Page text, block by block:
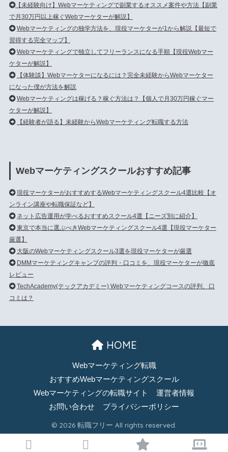
【未経験向け】Webマーケティングで副業するオススメ案件や方法【副業
で月30万円以上稼ぐWebマーケターが解説】
Webマーケティングの独学方法を、現役マーケターが1から解説【最短で
習得する完全マップ】
Webマーケティングで独立してフリーランスになる手順【現役Webマー
ケターが解説】
【体験談】Webマーケターになるには？完全未経験からWebマーケター
になった僕が方法を解説
Webマーケティングは稼げる？稼ぐ方法は？【個人で月30万円稼ぐマー
ケターが解説】
【経験者が語る】未経験からWebマーケティング転職する方法
Webマーケティングスクールおすすめ記事
現役マーケターがおすすめするWebマーケティングスクール4選比較【オ
ンライン講座や転職保証など】
ネット広告運用が学べるおすすめスクール4選【ニーズ別に紹介】
東京で本当に選ぶべきWebマーケティングスクール4選【現役マーケター
厳選】
大阪のWebマーケティングスクール3選を現役マーケターが厳選
DMMマーケティングキャンプの評判・口コミを、現役マーケターが徹底
レビュー
TechAcademy(テックアカデミー) Webマーケティングコースの評判、口
コミは？
HOME
Webマーケティング転職
おすすめWebマーケティングスクール
Webマーケティングの転職サイト
運営者情報
お問い合わせ
プライバシーポリシー
© 2026 転職フリー All rights reserved.